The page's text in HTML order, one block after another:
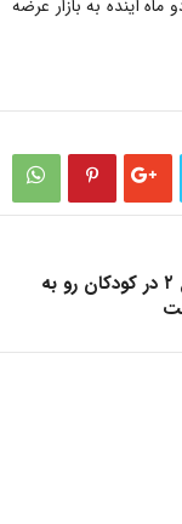
آینده به بازار عرضه
دیابت نوع ۲ در کودکان رو به